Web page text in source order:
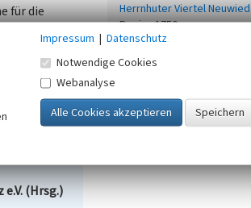
für die
(Hrsg.)
Herrnhuter Viertel Neuwied
Beginn 1750
Impressum | Datenschutz
Notwendige Cookies
Webanalyse